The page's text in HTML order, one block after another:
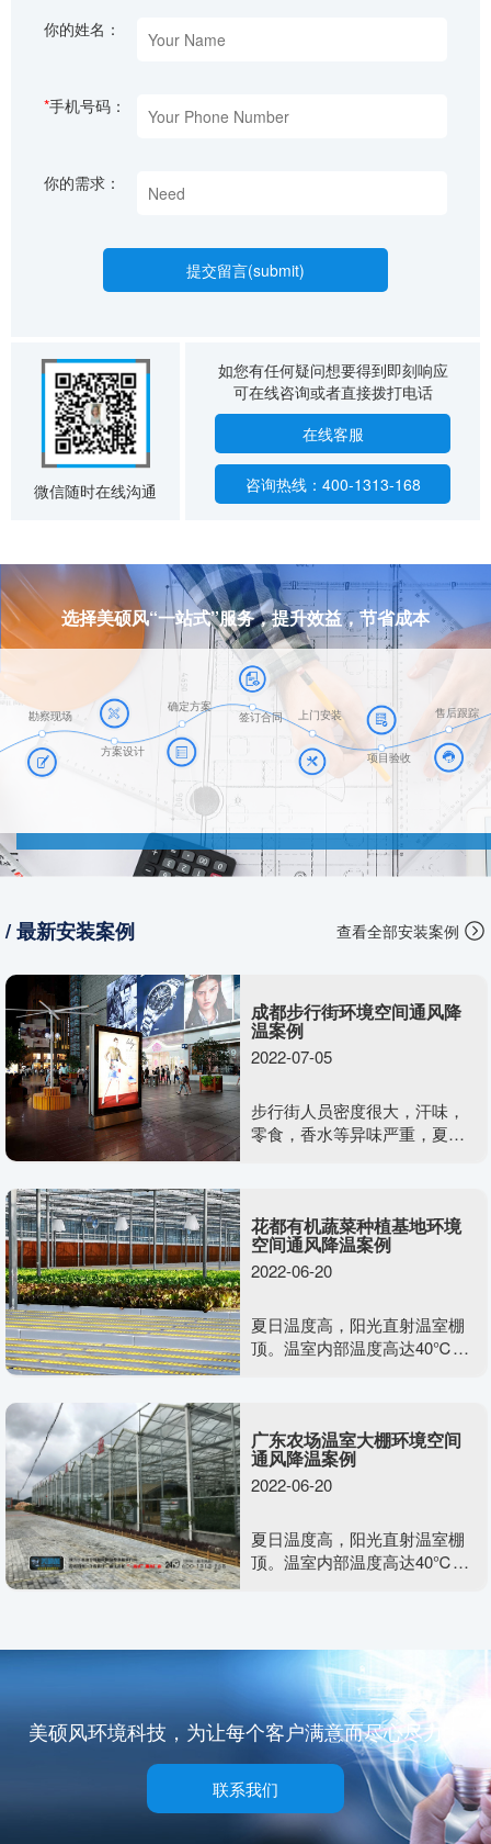
你的姓名：
*手机号码：
你的需求：
微信随时在线沟通
如您有任何疑问想要得到即刻响应
可在线咨询或者直接拨打电话
在线客服
咨询热线：400-1313-168
选择美硕风“一站式”服务，提升效益，节省成本
勘察现场
方案设计
确定方案
签订合同
上门安装
项目验收
售后跟踪
/ 最新安装案例 查看全部安装案例
成都步行街环境空间通风降
温案例
2022-07-05
步行街人员密度很大，汗味，
零食，香水等异味严重，夏日
露天情况下无法安装一般的通
风降温设备。需要什么样的通
风降温方案效果又好，又不影
花都有机蔬菜种植基地环境
空间通风降温案例
2022-06-20
夏日温度高，阳光直射温室棚
顶。温室内部温度高达40℃，
解决温室大棚类的闷热难题
广东农场温室大棚环境空间
通风降温案例
2022-06-20
夏日温度高，阳光直射温室棚
顶。温室内部温度高达40℃，
解决温室大棚类的闷热难题
美硕风环境科技，为让每个客户满意而尽心尽力！
联系我们